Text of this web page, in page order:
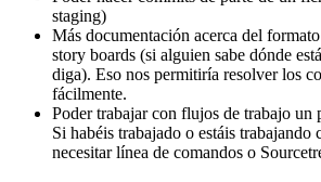
staging)
Más documentación acerca del
story boards (si alguien sabe dónde
diga). Eso nos permitiría resolver los
fácilmente.
Poder trabajar con flujos de trabajo un
Si habéis trabajado o estáis
necesitar línea de comandos o